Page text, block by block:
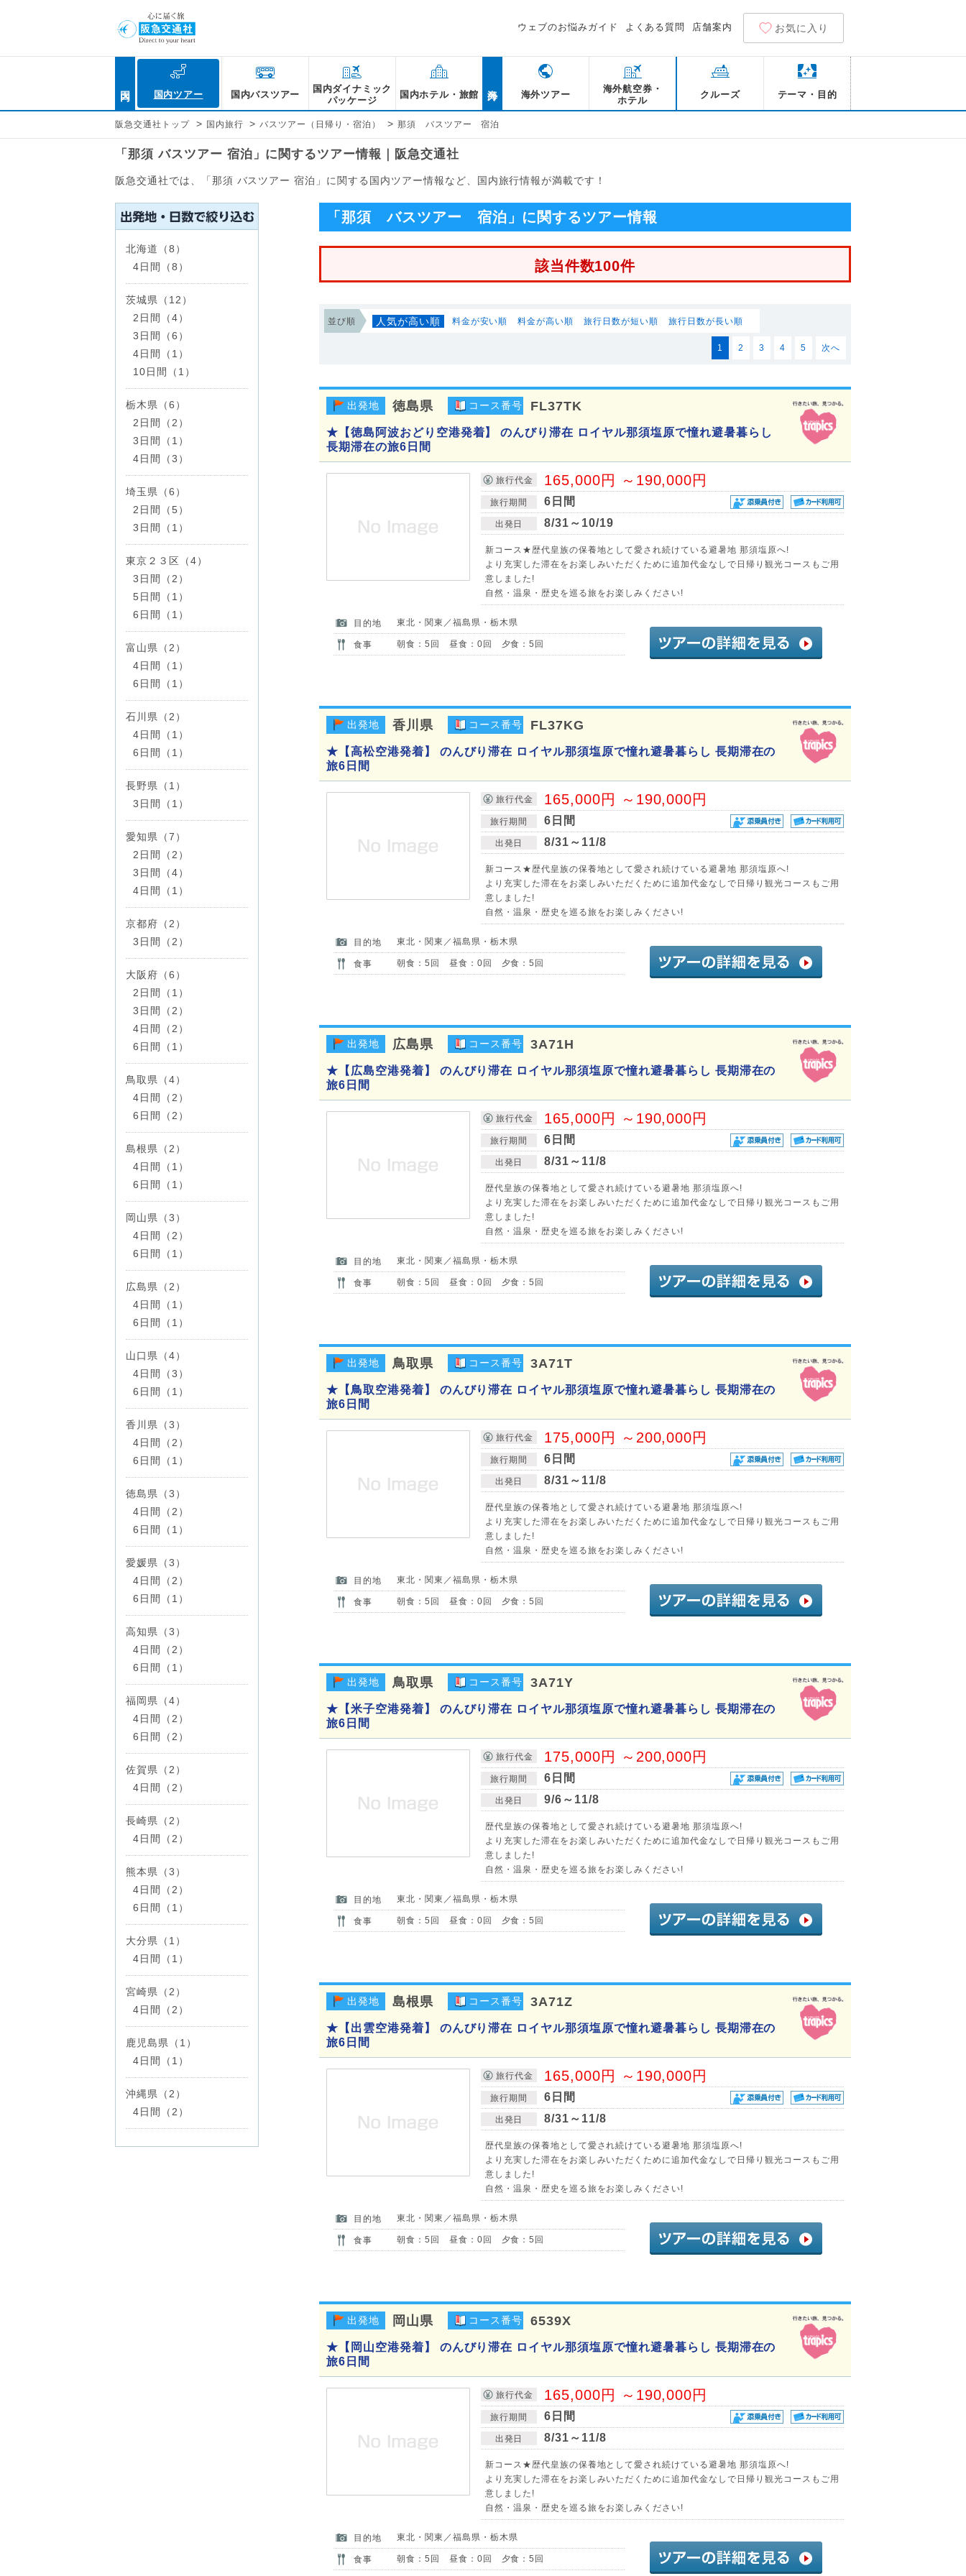
ウェブのお悩みガイド よくある質問 店舗案内 お気に入り
国内ツアー 国内バスツアー
国内ダイナミック
パッケージ
国内ホテル・旅館 海外ツアー
海外航空券・
ホテル
クルーズ テーマ・目的
阪急交通社トップ > 国内旅行 > バスツアー（日帰り・宿泊） > 那須 バスツアー 宿泊
「那須 バスツアー 宿泊」に関するツアー情報｜阪急交通社
阪急交通社では、「那須 バスツアー 宿泊」に関する国内ツアー情報など、国内旅行情報が満載です！
「那須 バスツアー 宿泊」に関するツアー情報
該当件数100件
並び順 人気が高い順 料金が安い順 料金が高い順 旅行日数が短い順 旅行日数が長い順
1 2 3 4 5 次へ
出発地 徳島県 コース番号 FL37TK
★【徳島阿波おどり空港発着】 のんびり滞在 ロイヤル那須塩原で憧れ避暑暮らし
長期滞在の旅6日間
旅行代金 165,000円 ～190,000円
旅行期間 6日間
出発日 8/31～10/19
新コース★歴代皇族の保養地として愛され続けている避暑地 那須塩原へ!
より充実した滞在をお楽しみいただくために追加代金なしで日帰り観光コースもご用
意しました!
自然・温泉・歴史を巡る旅をお楽しみください!
目的地 東北・関東／福島県・栃木県
食事 朝食：5回 昼食：0回 夕食：5回
出発地 香川県 コース番号 FL37KG
★【高松空港発着】 のんびり滞在 ロイヤル那須塩原で憧れ避暑暮らし 長期滞在の
旅6日間
旅行代金 165,000円 ～190,000円
旅行期間 6日間
出発日 8/31～11/8
新コース★歴代皇族の保養地として愛され続けている避暑地 那須塩原へ!
より充実した滞在をお楽しみいただくために追加代金なしで日帰り観光コースもご用
意しました!
自然・温泉・歴史を巡る旅をお楽しみください!
目的地 東北・関東／福島県・栃木県
食事 朝食：5回 昼食：0回 夕食：5回
出発地 広島県 コース番号 3A71H
★【広島空港発着】 のんびり滞在 ロイヤル那須塩原で憧れ避暑暮らし 長期滞在の
旅6日間
旅行代金 165,000円 ～190,000円
旅行期間 6日間
出発日 8/31～11/8
歴代皇族の保養地として愛され続けている避暑地 那須塩原へ!
より充実した滞在をお楽しみいただくために追加代金なしで日帰り観光コースもご用
意しました!
自然・温泉・歴史を巡る旅をお楽しみください!
目的地 東北・関東／福島県・栃木県
食事 朝食：5回 昼食：0回 夕食：5回
出発地 鳥取県 コース番号 3A71T
★【鳥取空港発着】 のんびり滞在 ロイヤル那須塩原で憧れ避暑暮らし 長期滞在の
旅6日間
旅行代金 175,000円 ～200,000円
旅行期間 6日間
出発日 8/31～11/8
歴代皇族の保養地として愛され続けている避暑地 那須塩原へ!
より充実した滞在をお楽しみいただくために追加代金なしで日帰り観光コースもご用
意しました!
自然・温泉・歴史を巡る旅をお楽しみください!
目的地 東北・関東／福島県・栃木県
食事 朝食：5回 昼食：0回 夕食：5回
出発地 鳥取県 コース番号 3A71Y
★【米子空港発着】 のんびり滞在 ロイヤル那須塩原で憧れ避暑暮らし 長期滞在の
旅6日間
旅行代金 175,000円 ～200,000円
旅行期間 6日間
出発日 9/6～11/8
歴代皇族の保養地として愛され続けている避暑地 那須塩原へ!
より充実した滞在をお楽しみいただくために追加代金なしで日帰り観光コースもご用
意しました!
自然・温泉・歴史を巡る旅をお楽しみください!
目的地 東北・関東／福島県・栃木県
食事 朝食：5回 昼食：0回 夕食：5回
出発地 島根県 コース番号 3A71Z
★【出雲空港発着】 のんびり滞在 ロイヤル那須塩原で憧れ避暑暮らし 長期滞在の
旅6日間
旅行代金 165,000円 ～190,000円
旅行期間 6日間
出発日 8/31～11/8
歴代皇族の保養地として愛され続けている避暑地 那須塩原へ!
より充実した滞在をお楽しみいただくために追加代金なしで日帰り観光コースもご用
意しました!
自然・温泉・歴史を巡る旅をお楽しみください!
目的地 東北・関東／福島県・栃木県
食事 朝食：5回 昼食：0回 夕食：5回
出発地 岡山県 コース番号 6539X
★【岡山空港発着】 のんびり滞在 ロイヤル那須塩原で憧れ避暑暮らし 長期滞在の
旅6日間
旅行代金 165,000円 ～190,000円
旅行期間 6日間
出発日 8/31～11/8
新コース★歴代皇族の保養地として愛され続けている避暑地 那須塩原へ!
より充実した滞在をお楽しみいただくために追加代金なしで日帰り観光コースもご用
意しました!
自然・温泉・歴史を巡る旅をお楽しみください!
目的地 東北・関東／福島県・栃木県
食事 朝食：5回 昼食：0回 夕食：5回
北海道（8）
4日間（8）
茨城県（12）
2日間（4）
3日間（6）
4日間（1）
10日間（1）
栃木県（6）
2日間（2）
3日間（1）
4日間（3）
埼玉県（6）
2日間（5）
3日間（1）
東京２３区（4）
3日間（2）
5日間（1）
6日間（1）
富山県（2）
4日間（1）
6日間（1）
石川県（2）
4日間（1）
6日間（1）
長野県（1）
3日間（1）
愛知県（7）
2日間（2）
3日間（4）
4日間（1）
京都府（2）
3日間（2）
大阪府（6）
2日間（1）
3日間（2）
4日間（2）
6日間（1）
鳥取県（4）
4日間（2）
6日間（2）
島根県（2）
4日間（1）
6日間（1）
岡山県（3）
4日間（2）
6日間（1）
広島県（2）
4日間（1）
6日間（1）
山口県（4）
4日間（3）
6日間（1）
香川県（3）
4日間（2）
6日間（1）
徳島県（3）
4日間（2）
6日間（1）
愛媛県（3）
4日間（2）
6日間（1）
高知県（3）
4日間（2）
6日間（1）
福岡県（4）
4日間（2）
6日間（2）
佐賀県（2）
4日間（2）
長崎県（2）
4日間（2）
熊本県（3）
4日間（2）
6日間（1）
大分県（1）
4日間（1）
宮崎県（2）
4日間（2）
鹿児島県（1）
4日間（1）
沖縄県（2）
4日間（2）